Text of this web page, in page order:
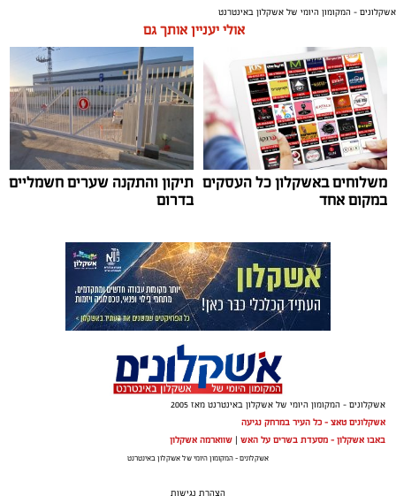
תגים:אשקלון, אקו פארק פסטיבל באגם
עיריית אשקלון תקיים בסוף חודש אוגוסט את פסטיבל ‘בירה
באגם׳ 3, אירוע המוזיקה והפנאי המרכזי של הקיץ, שיתקיים
בימים רביעי וחמישי, 26-27 באוגוסט 2026, באקו-פארק
אשקלון.
השנה הפסטיבל למשוך אלפי משתתפים, שייהנו מחוויה של
בירה, טעמים ומוזיקה באחד הלוקיישנים היפים בישראל.
המתחם יכלול עשרות דוכני בירה ממבשלות מקומיות
ובינלאומיות, מגוון רחב של דוכני אוכל, מתחמי ישיבה
ואווירה צעירה ותוססת לצד האגם המלאכותי הגדול בישראל.
הפסטיבל יכלול הופעות חיות של אמנים מהשורה הראשונה:
אשקלונים - המקומון היומי של אשקלון באינטרנט
אולי יעניין אותך גם
משלוחים באשקלון כל העסקים
במקום אחד
תיקון והתקנה שערים חשמליים
בדרום
אשקלונים - המקומון היומי של אשקלון באינטרנט מאז 2005
אשקלונים טאצ - כל העיר במרחק נגיעה
באבו אשקלון - מסעדת בשרים על האש | שווארמה אשקלון
אשקלונים - המקומון היומי של אשקלון באינטרנט
הצהרת נגישות